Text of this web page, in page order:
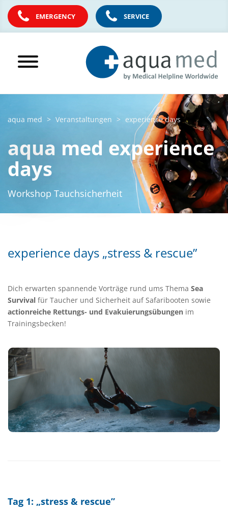
EMERGENCY SERVICE
aqua med Veranstaltungen experience days
aqua med experience
days
Workshop Tauchsicherheit
experience days „stress & rescue”
Dich erwarten spannende Vorträge rund ums Thema Sea
Survival für Taucher und Sicherheit auf Safaribooten sowie
actionreiche Rettungs- und Evakuierungsübungen im
Trainingsbecken!
Tag 1: „stress & rescue”